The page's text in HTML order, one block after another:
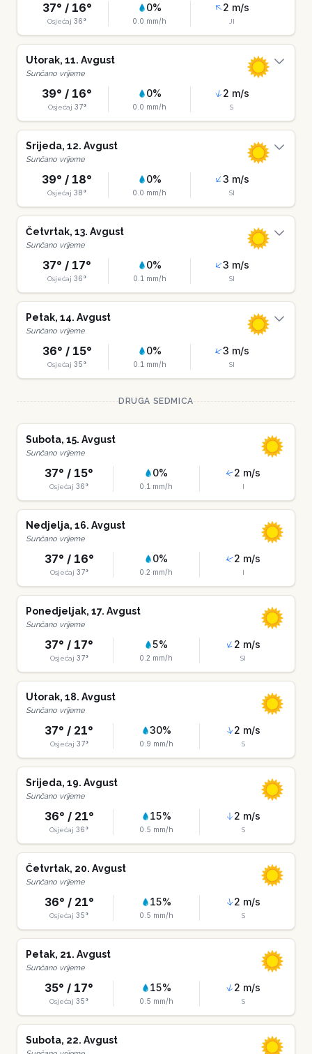
37° / 16°
Osjećaj 36°
0%
0.0 mm/h
2 m/s
JI
Utorak, 11. Avgust
Sunčano vrijeme
39° / 16°
Osjećaj 37°
0%
0.0 mm/h
2 m/s
S
Srijeda, 12. Avgust
Sunčano vrijeme
39° / 18°
Osjećaj 38°
0%
0.0 mm/h
3 m/s
SI
Četvrtak, 13. Avgust
Sunčano vrijeme
37° / 17°
Osjećaj 36°
0%
0.1 mm/h
3 m/s
SI
Petak, 14. Avgust
Sunčano vrijeme
36° / 15°
Osjećaj 35°
0%
0.1 mm/h
3 m/s
SI
DRUGA SEDMICA
Subota, 15. Avgust
Sunčano vrijeme
37° / 15°
Osjećaj 36°
0%
0.1 mm/h
2 m/s
I
Nedjelja, 16. Avgust
Sunčano vrijeme
37° / 16°
Osjećaj 37°
0%
0.2 mm/h
2 m/s
I
Ponedjeljak, 17. Avgust
Sunčano vrijeme
37° / 17°
Osjećaj 37°
5%
0.2 mm/h
2 m/s
SI
Utorak, 18. Avgust
Sunčano vrijeme
37° / 21°
Osjećaj 37°
30%
0.9 mm/h
2 m/s
S
Srijeda, 19. Avgust
Sunčano vrijeme
36° / 21°
Osjećaj 36°
15%
0.5 mm/h
2 m/s
S
Četvrtak, 20. Avgust
Sunčano vrijeme
36° / 21°
Osjećaj 35°
15%
0.5 mm/h
2 m/s
S
Petak, 21. Avgust
Sunčano vrijeme
35° / 17°
Osjećaj 35°
15%
0.5 mm/h
2 m/s
S
Subota, 22. Avgust